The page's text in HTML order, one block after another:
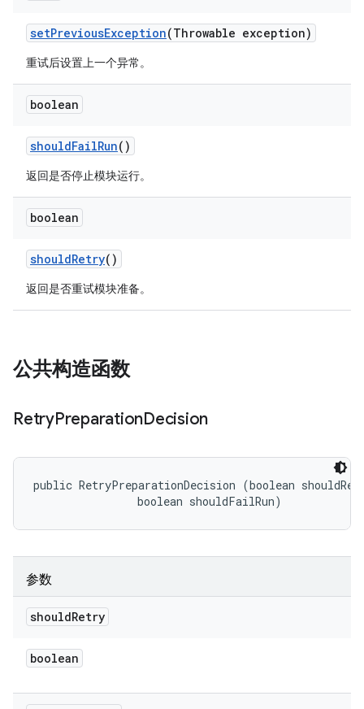
setPreviousException(Throwable exception)
重试后设置上一个异常。
boolean
shouldFailRun()
返回是否停止模块运行。
boolean
shouldRetry()
返回是否重试模块准备。
公共构造函数
RetryPreparationDecision
public RetryPreparationDecision (boolean
                boolean shouldFailRun)
参数
shouldRetry
boolean